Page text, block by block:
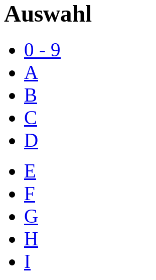
Auswahl
0 - 9
A
B
C
D
E
F
G
H
I